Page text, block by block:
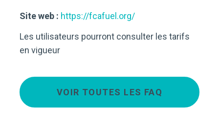
Site web : https://fcafuel.org/
Les utilisateurs pourront consulter les tarifs
en vigueur
VOIR TOUTES LES FAQ